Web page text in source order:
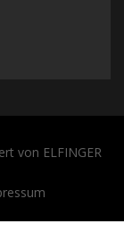
von ELFINGER